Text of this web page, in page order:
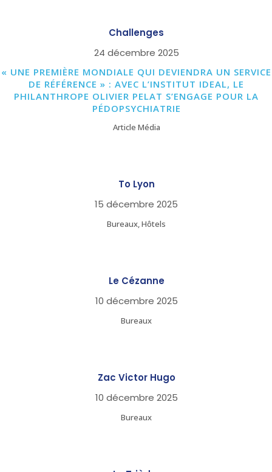
Challenges
24 décembre 2025
« UNE PREMIÈRE MONDIALE QUI DEVIENDRA UN SERVICE
DE RÉFÉRENCE » : AVEC L’INSTITUT IDEAL, LE
PHILANTHROPE OLIVIER PELAT S’ENGAGE POUR LA
PÉDOPSYCHIATRIE
Article Média
To Lyon
15 décembre 2025
Bureaux, Hôtels
Le Cézanne
10 décembre 2025
Bureaux
Zac Victor Hugo
10 décembre 2025
Bureaux